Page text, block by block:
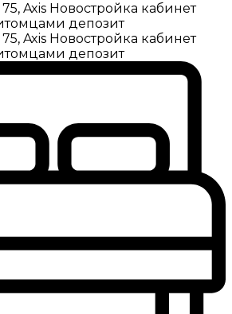
Axis Новостройка кабинет
депозит
Axis Новостройка кабинет
депозит